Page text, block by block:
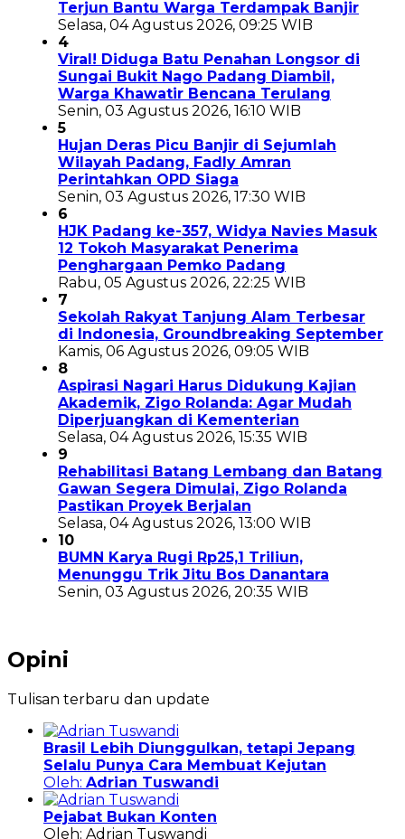
Terjun Bantu Warga Terdampak Banjir
Selasa, 04 Agustus 2026, 09:25 WIB
4
Viral! Diduga Batu Penahan Longsor di
Sungai Bukit Nago Padang Diambil,
Warga Khawatir Bencana Terulang
Senin, 03 Agustus 2026, 16:10 WIB
5
Hujan Deras Picu Banjir di Sejumlah
Wilayah Padang, Fadly Amran
Perintahkan OPD Siaga
Senin, 03 Agustus 2026, 17:30 WIB
6
HJK Padang ke-357, Widya Navies Masuk
12 Tokoh Masyarakat Penerima
Penghargaan Pemko Padang
Rabu, 05 Agustus 2026, 22:25 WIB
7
Sekolah Rakyat Tanjung Alam Terbesar
di Indonesia, Groundbreaking September
Kamis, 06 Agustus 2026, 09:05 WIB
8
Aspirasi Nagari Harus Didukung Kajian
Akademik, Zigo Rolanda: Agar Mudah
Diperjuangkan di Kementerian
Selasa, 04 Agustus 2026, 15:35 WIB
9
Rehabilitasi Batang Lembang dan Batang
Gawan Segera Dimulai, Zigo Rolanda
Pastikan Proyek Berjalan
Selasa, 04 Agustus 2026, 13:00 WIB
10
BUMN Karya Rugi Rp25,1 Triliun,
Menunggu Trik Jitu Bos Danantara
Senin, 03 Agustus 2026, 20:35 WIB
Opini
Tulisan terbaru dan update
Brasil Lebih Diunggulkan, tetapi Jepang
Selalu Punya Cara Membuat Kejutan
Oleh: Adrian Tuswandi
Pejabat Bukan Konten
Oleh: Adrian Tuswandi